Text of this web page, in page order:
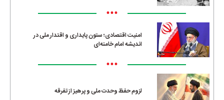
•••
امنیت اقتصادی؛ ستون پایداری و اقتدار ملی در
اندیشه امام خامنه‌ای
•••
لزوم حفظ وحدت ملی و پرهیز از تفرقه